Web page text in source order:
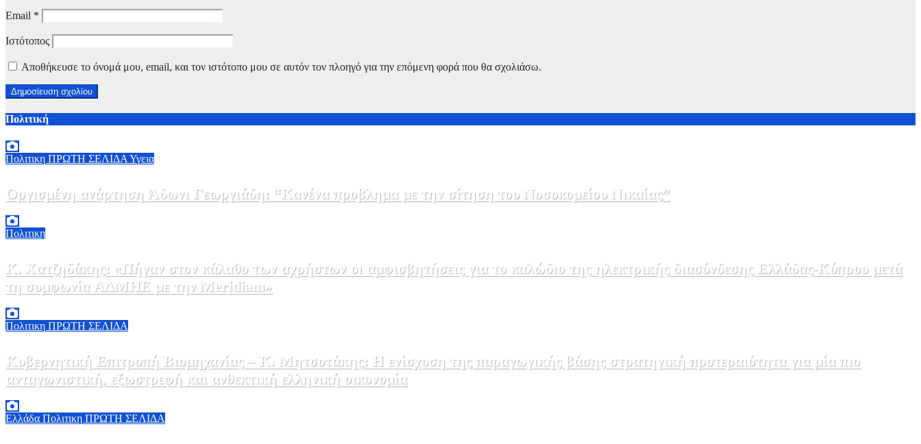
Email *
Ιστότοπος
Αποθήκευσε το όνομά μου, email, και τον ιστότοπο μου σε αυτόν τον πλοηγό για την επόμενη φορά που θα σχολιάσω.
Πολιτική
Πολιτικη ΠΡΩΤΗ ΣΕΛΙΔΑ Υγεια
Οργισμένη ανάρτηση Άδωνι Γεωργιάδη: “Κανένα προβλημα με την σίτηση του Νοσοκομείου Νικαίας”
Πολιτικη
Κ. Χατζηδάκης: «Πήγαν στον κάλαθο των αχρήστων οι αμφισβητήσεις για το καλώδιο της ηλεκτρικής διασύνδεσης Ελλάδας-Κύπρου μετά
τη συμφωνία ΑΔΜΗΕ με την Meridiam»
Πολιτικη ΠΡΩΤΗ ΣΕΛΙΔΑ
Κυβερνητική Επιτροπή Βιομηχανίας – Κ. Μητσοτάκης: Η ενίσχυση της παραγωγικής βάσης στρατηγική προτεραιότητα για μία πιο
ανταγωνιστική, εξωστρεφή και ανθεκτική ελληνική οικονομία
Ελλάδα Πολιτικη ΠΡΩΤΗ ΣΕΛΙΔΑ